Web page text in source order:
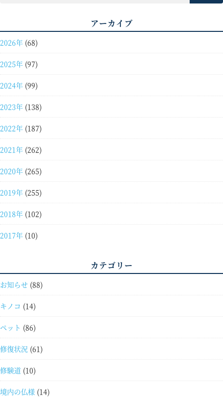
アーカイブ
2026年 (68)
2025年 (97)
2024年 (99)
2023年 (138)
2022年 (187)
2021年 (262)
2020年 (265)
2019年 (255)
2018年 (102)
2017年 (10)
カテゴリー
お知らせ (88)
キノコ (14)
ペット (86)
修復状況 (61)
修験道 (10)
境内の仏様 (14)